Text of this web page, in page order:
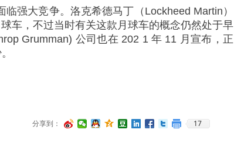
强大竞争。洛克希德马丁（Lockheed Martin）
车，不过当时有关这款月球车的概念仍然处于早
Grumman) 公司也在 202 1 年 11 月宣布，正
分享到： 17